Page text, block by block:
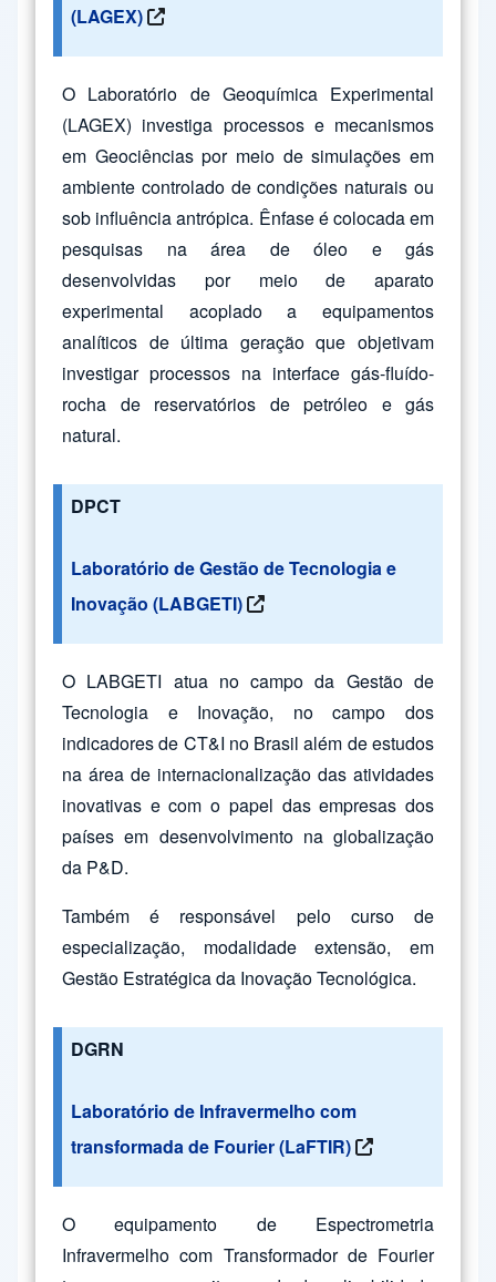
(LAGEX)
O Laboratório de Geoquímica Experimental
(LAGEX) investiga processos e mecanismos
em Geociências por meio de simulações em
ambiente controlado de condições naturais ou
sob influência antrópica. Ênfase é colocada em
pesquisas na área de óleo e gás
desenvolvidas por meio de aparato
experimental acoplado a equipamentos
analíticos de última geração que objetivam
investigar processos na interface gás-fluído-
rocha de reservatórios de petróleo e gás
natural.
DPCT
Laboratório de Gestão de Tecnologia e
Inovação (LABGETI)
O LABGETI atua no campo da Gestão de
Tecnologia e Inovação, no campo dos
indicadores de CT&I no Brasil além de estudos
na área de internacionalização das atividades
inovativas e com o papel das empresas dos
países em desenvolvimento na globalização
da P&D.
Também é responsável pelo curso de
especialização, modalidade extensão, em
Gestão Estratégica da Inovação Tecnológica.
DGRN
Laboratório de Infravermelho com
transformada de Fourier (LaFTIR)
O equipamento de Espectrometria
Infravermelho com Transformador de Fourier